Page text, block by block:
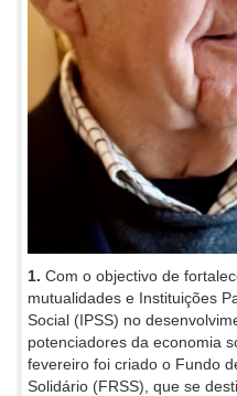
1. Com o objectivo de
mutualidades e Instituições
Social (IPSS) no
potenciadores da economia
fevereiro foi criado o Fundo
Solidário (FRSS), que se